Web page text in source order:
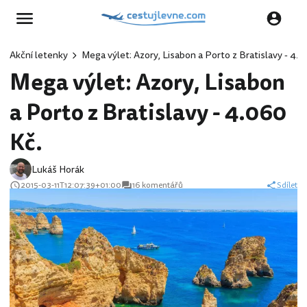
Akční letenky Mega výlet: Azory, Lisabon a Porto z Bratislavy -
Mega výlet: Azory, Lisabon
a Porto z Bratislavy - 4.060
Kč.
Lukáš Horák
2015-03-11T12:07:39+01:00 16 komentářů Sdílet